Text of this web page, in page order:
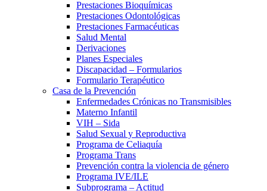
Prestaciones Bioquímicas
Prestaciones Odontológicas
Prestaciones Farmacéuticas
Salud Mental
Derivaciones
Planes Especiales
Discapacidad – Formularios
Formulario Terapéutico
Casa de la Prevención
Enfermedades Crónicas no Transmisibles
Materno Infantil
VIH – Sida
Salud Sexual y Reproductiva
Programa de Celiaquía
Programa Trans
Prevención contra la violencia de género
Programa IVE/ILE
Subprograma – Actitud